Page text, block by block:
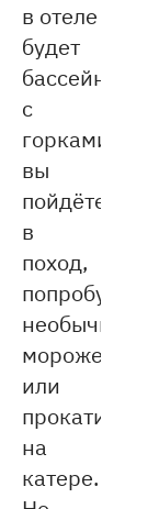
в отеле
будет
бассейн
с
горками,
вы
пойдёте
в
поход,
попробуете
необычное
мороженое
или
прокатитесь
на
катере.